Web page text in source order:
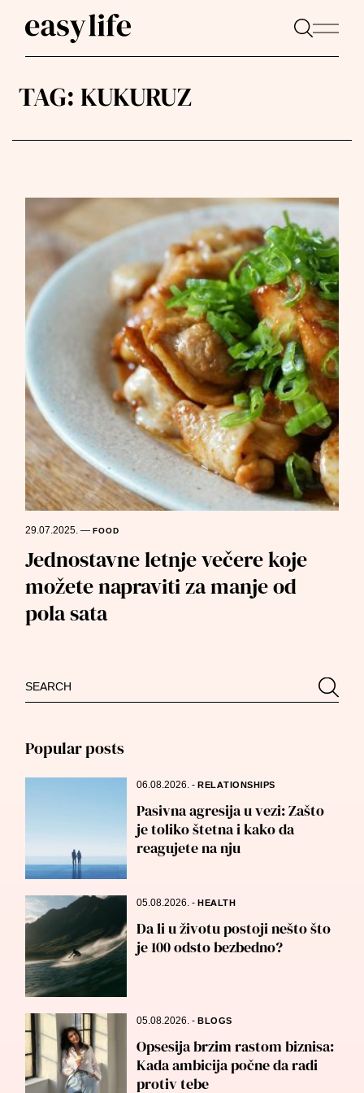
TAG: KUKURUZ
29.07.2025.—FOOD
Jednostavne letnje večere koje
možete napraviti za manje od
pola sata
Search
for:
Popular posts
06.08.2026.-RELATIONSHIPS
Pasivna agresija u vezi: Zašto
je toliko štetna i kako da
reagujete na nju
05.08.2026.-HEALTH
Da li u životu postoji nešto što
je 100 odsto bezbedno?
05.08.2026.-BLOGS
Opsesija brzim rastom biznisa:
Kada ambicija počne da radi
protiv tebe